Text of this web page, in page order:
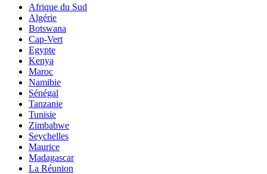
Afrique du Sud
Algérie
Botswana
Cap-Vert
Egypte
Kenya
Maroc
Namibie
Sénégal
Tanzanie
Tunisie
Zimbabwe
Seychelles
Maurice
Madagascar
La Réunion